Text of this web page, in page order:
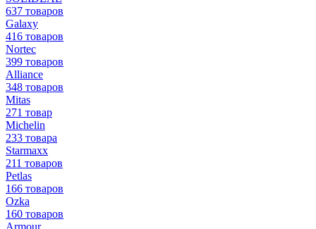
637 товаров
Galaxy
416 товаров
Nortec
399 товаров
Alliance
348 товаров
Mitas
271 товар
Michelin
233 товара
Starmaxx
211 товаров
Petlas
166 товаров
Ozka
160 товаров
Armour